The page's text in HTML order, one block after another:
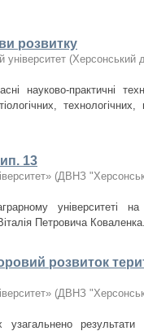
розвитку
університет (Херсонський
науково-практичні
13
(ДВНЗ
університеті на
Петровича
розвиток
(ДВНЗ
результати